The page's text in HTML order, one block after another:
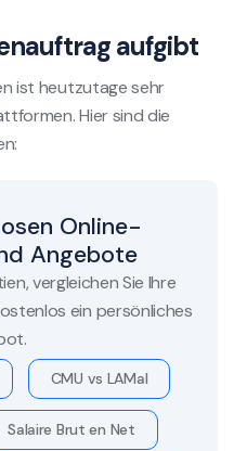
aufgibt
ist heutzutage sehr
Hier sind die
Online-
Angebote
vergleichen Sie Ihre
ein persönliches
CMU vs LAMal
Salaire Brut en Net